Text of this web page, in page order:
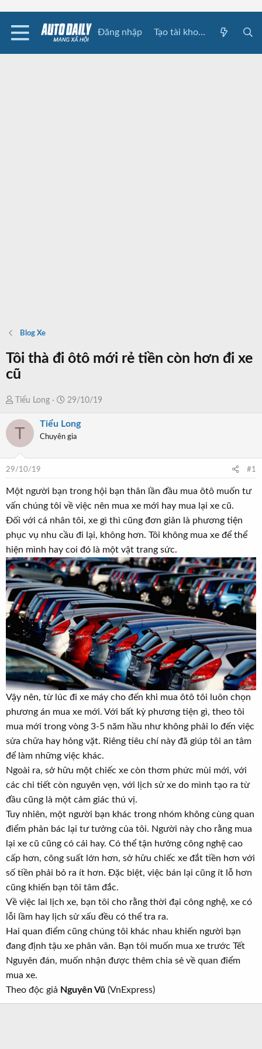
Đăng nhập Tạo tài khoản
Blog Xe
Tôi thà đi ôtô mới rẻ tiền còn hơn đi xe
cũ
r
d
t
a
r
e
r
Tiểu Long
N
à
y
đ
ầ
29/10/19
T Tiểu Long
Chuyên gia
29/10/19 #1
Một người bạn trong hội bạn thân lần đầu mua ôtô muốn tư
vấn chúng tôi về việc nên mua xe mới hay mua lại xe cũ.
Đối với cá nhân tôi, xe gì thì cũng đơn giản là phương tiện
phục vụ nhu cầu đi lại, không hơn. Tôi không mua xe để thể
hiện mình hay coi đó là một vật trang sức.
Vậy nên, từ lúc đi xe máy cho đến khi mua ôtô tôi luôn chọn
phương án mua xe mới. Với bất kỳ phương tiện gì, theo tôi
mua mới trong vòng 3-5 năm hầu như không phải lo đến việc
sửa chữa hay hỏng vặt. Riêng tiêu chí này đã giúp tôi an tâm
để làm những việc khác.
Ngoài ra, sở hữu một chiếc xe còn thơm phức mùi mới, với
các chi tiết còn nguyên vẹn, với lịch sử xe do mình tạo ra từ
đầu cũng là một cảm giác thú vị.
Tuy nhiên, một người bạn khác trong nhóm không cùng quan
điểm phản bác lại tư tưởng của tôi. Người này cho rằng mua
lại xe cũ cũng có cái hay. Có thể tận hưởng công nghệ cao
cấp hơn, công suất lớn hơn, sở hữu chiếc xe đắt tiền hơn với
số tiền phải bỏ ra ít hơn. Đặc biệt, việc bán lại cũng ít lỗ hơn
cũng khiến bạn tôi tâm đắc.
Về việc lai lịch xe, bạn tôi cho rằng thời đại công nghệ, xe có
lỗi lầm hay lịch sử xấu đều có thể tra ra.
Hai quan điểm cũng chúng tôi khác nhau khiến người bạn
đang định tậu xe phân vân. Bạn tôi muốn mua xe trước Tết
Nguyên đán, muốn nhận được thêm chia sẻ về quan điểm
mua xe.
Theo độc giả Nguyên Vũ (VnExpress)